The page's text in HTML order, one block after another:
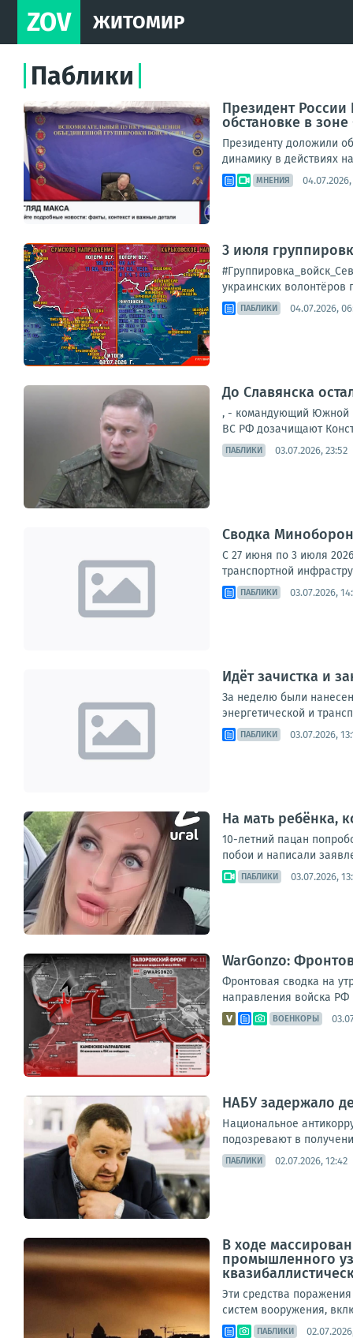
ZOV ЖИТОМИР
Паблики
Президент
обстановке в
Президенту доложили
динамику в действиях
МНЕНИЯ
3 июля
украинских
ПАБЛИКИ 04.07.2026,
До Славянска
, - командующий Южной
ВС РФ дозачищают
ПАБЛИКИ 03.07.2026, 23:52
Сводка
С 27 июня по 3 июля
транспортной
ПАБЛИКИ 03.07.2026,
Идёт зачистка и
За неделю были
энергетической и
ПАБЛИКИ 03.07.2026,
На мать ребёнка,
10-летний пацан
побои и написали
ПАБЛИКИ 03.07.2026,
WarGonzo:
Фронтовая сводка на
направления войска РФ
ВОЕНКОРЫ
НАБУ задержало
Национальное
подозревают в
ПАБЛИКИ 02.07.2026, 12:42
В ходе
промышленного
Эти средства
систем вооружения,
ПАБЛИКИ